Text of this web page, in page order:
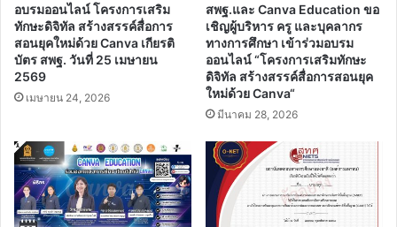
อบรมออนไลน์ โครงการเสริม
ทักษะดิจิทัล สร้างสรรค์สื่อการ
สอนยุคใหม่ด้วย Canva เกียรติ
บัตร สพฐ. วันที่ 25 เมษายน
2569
เมษายน 24, 2026
สพฐ.และ Canva Education ขอ
เชิญผู้บริหาร ครู และบุคลากร
ทางการศึกษา เข้าร่วมอบรม
ออนไลน์ “โครงการเสริมทักษะ
ดิจิทัล สร้างสรรค์สื่อการสอนยุค
ใหม่ด้วย Canva“
มีนาคม 28, 2026